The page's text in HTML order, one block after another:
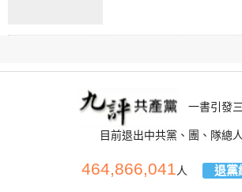
一書引發
目前退出中共黨、團、隊總
464,866,041人 退黨